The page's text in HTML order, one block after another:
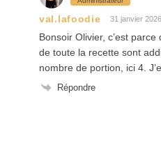
val.lafoodie 31 janvier
Bonsoir Olivier, c’est
de toute la recette sont
nombre de portion, ici 4.
Répondre